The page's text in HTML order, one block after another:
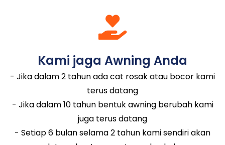
Kami jaga Awning Anda
- Jika dalam 2 tahun ada cat rosak atau bocor kami
terus datang
- Jika dalam 10 tahun bentuk awning berubah kami
juga terus datang
- Setiap 6 bulan selama 2 tahun kami sendiri akan